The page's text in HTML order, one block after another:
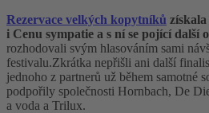
Rezervace velkých kopytníků
i Cenu sympatie a s ní se pojící další
rozhodovali svým hlasováním sami
festivalu.Zkrátka nepřišli ani další
jednoho z partnerů už během samotné
podpořily společnosti Hornbach, De
a voda a Trilux.